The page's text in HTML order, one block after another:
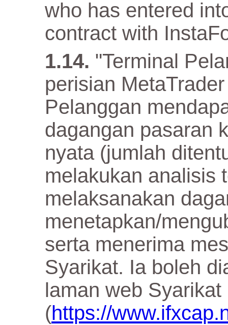
who has entered
contract with
"Terminal
perisian
Pelanggan
dagangan pasaran
nyata (jumlah
melakukan analisis
melaksanakan
menetapkan/
serta menerima
Syarikat. Ia boleh
laman web Syarikat
(https://